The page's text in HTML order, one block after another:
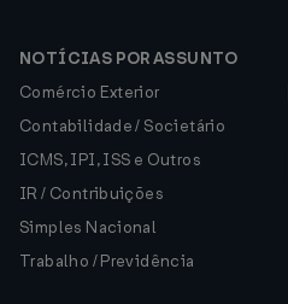
NOTÍCIAS POR ASSUNTO
Comércio Exterior
Contabilidade / Societário
ICMS, IPI, ISS e Outros
IR / Contribuições
Simples Nacional
Trabalho / Previdência